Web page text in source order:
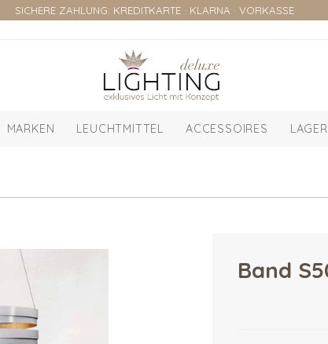
SICHERE ZAHLUNG: KREDITKARTE · KLARNA · VORKASSE
MARKEN LEUCHTMITTEL ACCESSOIRES
Band